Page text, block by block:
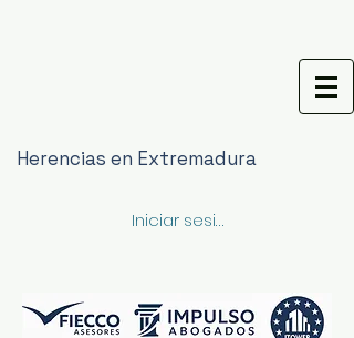
Herencias en Extremadura
Iniciar sesión